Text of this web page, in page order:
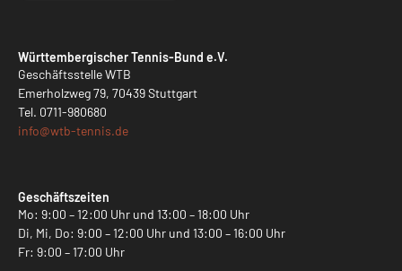
Württembergischer Tennis-Bund e.V.
Geschäftsstelle WTB
Emerholzweg 79, 70439 Stuttgart
Tel. 0711-980680
info@wtb-tennis.de
Geschäftszeiten
Mo: 9:00 – 12:00 Uhr und 13:00 – 18:00 Uhr
Di, Mi, Do: 9:00 – 12:00 Uhr und 13:00 – 16:00 Uhr
Fr: 9:00 – 17:00 Uhr